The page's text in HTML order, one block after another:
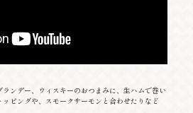
ンデー、ウィスキーのおつまみに、生ハムで巻い
ピングや、スモークサーモンと合わせたりなど